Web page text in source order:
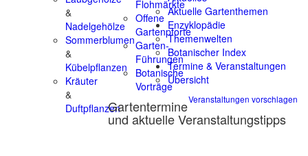
&
Nadelgehölze
Sommerblumen
&
Kübelpflanzen
Kräuter
&
Duftpflanzen
Flohmärkte
Offene
Gartenpforte
Garten-
Führungen
Botanische
Vorträge
Veranstaltungen vorschlagen
Gartentermine
und aktuelle Veranstaltungstipps
Aktuelle Gartenthemen
Enzyklopädie
Themenwelten
Botanischer Index
Termine & Veranstaltungen
Übersicht